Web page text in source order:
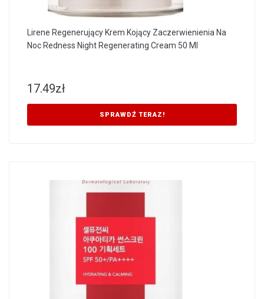
Lirene Regenerujący Krem Kojący Zaczerwienienia Na
Noc Redness Night Regenerating Cream 50 Ml
17.49zł
SPRAWDŹ TERAZ!